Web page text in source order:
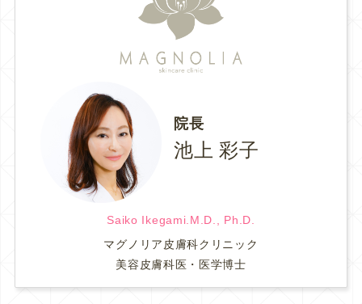
院長
池上 彩子
Saiko Ikegami.M.D., Ph.D.
マグノリア皮膚科クリニック
美容皮膚科医・医学博士